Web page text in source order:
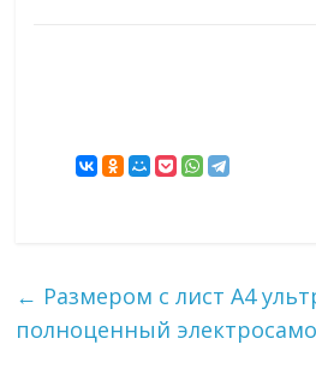
← Размером с лист А4
полноценный